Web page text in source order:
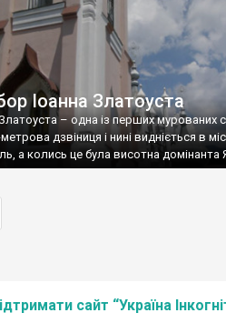
Іоанна Златоуста
– одна із перших мурованих
дзвіниця і нині видніється в
а колись це була висотна домінанта
сайт “Україна